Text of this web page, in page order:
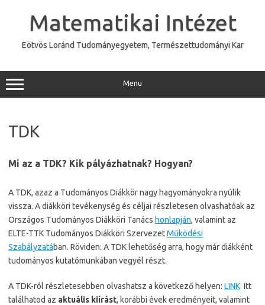
Matematikai Intézet
Eötvös Loránd Tudományegyetem, Természettudományi Kar
Menu
TDK
Mi az a TDK? Kik pályázhatnak? Hogyan?
A TDK, azaz a Tudományos Diákkör nagy hagyományokra nyúlik
vissza. A diákköri tevékenység és céljai részletesen olvashatóak az
Országos Tudományos Diákköri Tanács honlapján, valamint az
ELTE-TTK Tudományos Diákköri SzervezetMűködési
Szabályzatában. Röviden: A TDK lehetőség arra, hogy már diákként
tudományos kutatómunkában vegyél részt.
A TDK-ról részletesebben olvashatsz a következő helyen: LINK Itt
találhatod az aktuális kiírást, korábbi évek eredményeit, valamint